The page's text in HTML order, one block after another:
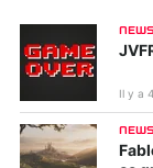
NEWS
Il y a
NEWS